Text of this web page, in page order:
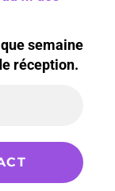
semaine
réception.